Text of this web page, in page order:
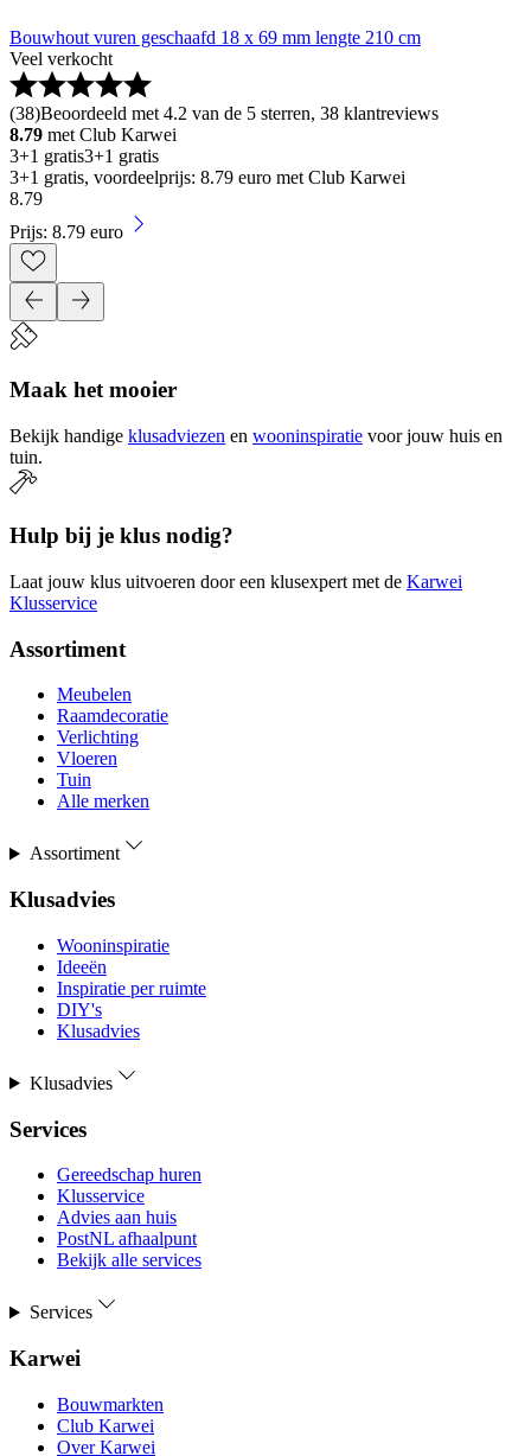
Bouwhout vuren geschaafd 18 x 69 mm lengte 210 cm
Veel verkocht
(38)Beoordeeld met 4.2 van de 5 sterren, 38 klantreviews
8.79 met Club Karwei
3+1 gratis3+1 gratis
3+1 gratis, voordeelprijs: 8.79 euro met Club Karwei
8.79
Prijs: 8.79 euro
Maak het mooier
Bekijk handige klusadviezen en wooninspiratie voor jouw huis en
tuin.
Hulp bij je klus nodig?
Laat jouw klus uitvoeren door een klusexpert met de Karwei
Klusservice
Assortiment
Meubelen
Raamdecoratie
Verlichting
Vloeren
Tuin
Alle merken
Assortiment
Klusadvies
Wooninspiratie
Ideeën
Inspiratie per ruimte
DIY's
Klusadvies
Klusadvies
Services
Gereedschap huren
Klusservice
Advies aan huis
PostNL afhaalpunt
Bekijk alle services
Services
Karwei
Bouwmarkten
Club Karwei
Over Karwei